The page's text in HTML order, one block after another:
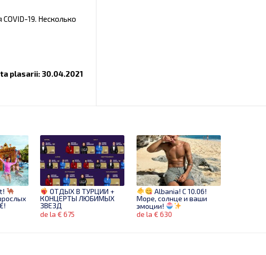
19. Несколько
plasarii: 30.04.2021
ОТДЫХ В ТУРЦИИ +
КОНЦЕРТЫ ЛЮБИМЫХ
ЗВЕЗД
de la € 675
Albania! C 10.06!
Море, солнце и ваши
эмоции!
de la € 630